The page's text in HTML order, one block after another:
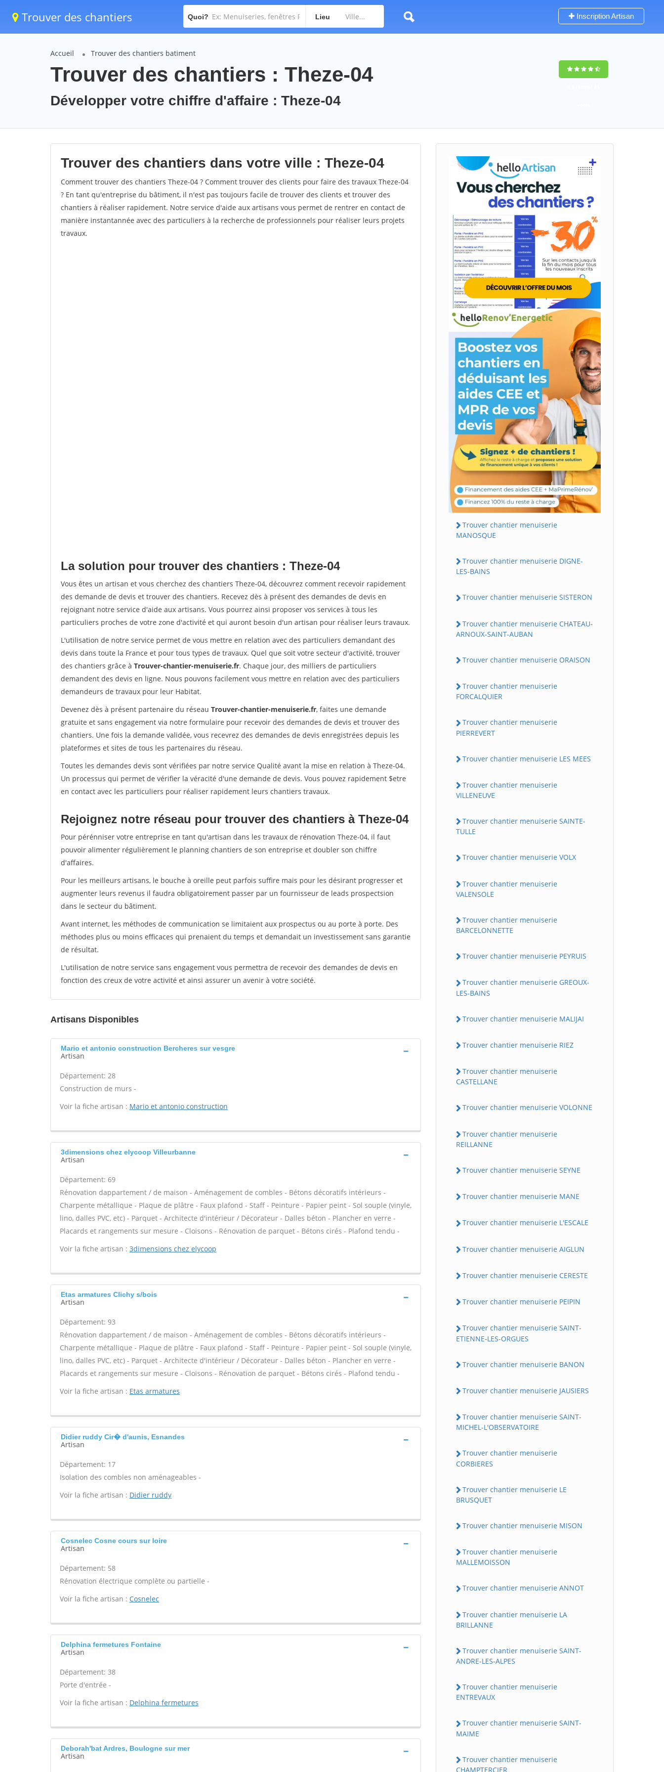
Trouver des chantiers Quoi? Lieu Inscription Artisan
Accueil Trouver des chantiers batiment
Trouver des chantiers : Theze-04
Développer votre chiffre d'affaire : Theze-04
Trouver des chantiers dans votre ville : Theze-04
Comment trouver des chantiers Theze-04 ? Comment trouver des clients pour faire des travaux Theze-04
? En tant qu'entreprise du bâtiment, il n'est pas toujours facile de trouver des clients et trouver des
chantiers à réaliser rapidement. Notre service d'aide aux artisans vous permet de rentrer en contact de
manière instantannée avec des particuliers à la recherche de professionnels pour réaliser leurs projets
travaux.
La solution pour trouver des chantiers : Theze-04
Vous êtes un artisan et vous cherchez des chantiers Theze-04, découvrez comment recevoir rapidement
des demande de devis et trouver des chantiers. Recevez dès à présent des demandes de devis en
rejoignant notre service d'aide aux artisans. Vous pourrez ainsi proposer vos services à tous les
particuliers proches de votre zone d'activité et qui auront besoin d'un artisan pour réaliser leurs travaux.
L'utilisation de notre service permet de vous mettre en relation avec des particuliers demandant des
devis dans toute la France et pour tous types de travaux. Quel que soit votre secteur d'activité, trouver
des chantiers grâce à Trouver-chantier-menuiserie.fr. Chaque jour, des milliers de particuliers
demandent des devis en ligne. Nous pouvons facilement vous mettre en relation avec des particuliers
demandeurs de travaux pour leur Habitat.
Devenez dès à présent partenaire du réseau Trouver-chantier-menuiserie.fr, faites une demande
gratuite et sans engagement via notre formulaire pour recevoir des demandes de devis et trouver des
chantiers. Une fois la demande validée, vous recevrez des demandes de devis enregistrées depuis les
plateformes et sites de tous les partenaires du réseau.
Toutes les demandes devis sont vérifiées par notre service Qualité avant la mise en relation à Theze-04.
Un processus qui permet de vérifier la véracité d'une demande de devis. Vous pouvez rapidement $etre
en contact avec les particuliers pour réaliser rapidement leurs chantiers travaux.
Rejoignez notre réseau pour trouver des chantiers à Theze-04
Pour pérénniser votre entreprise en tant qu'artisan dans les travaux de rénovation Theze-04, il faut
pouvoir alimenter régulièrement le planning chantiers de son entreprise et doubler son chiffre
d'affaires.
Pour les meilleurs artisans, le bouche à oreille peut parfois suffire mais pour les désirant progresser et
augmenter leurs revenus il faudra obligatoirement passer par un fournisseur de leads prospectsion
dans le secteur du bâtiment.
Avant internet, les méthodes de communication se limitaient aux prospectus ou au porte à porte. Des
méthodes plus ou moins efficaces qui prenaient du temps et demandait un investissement sans garantie
de résultat.
L'utilisation de notre service sans engagement vous permettra de recevoir des demandes de devis en
fonction des creux de votre activité et ainsi assurer un avenir à votre société.
Artisans Disponibles
Mario et antonio construction Bercheres sur vesgre
Artisan
Département: 28
Construction de murs -
Voir la fiche artisan : Mario et antonio construction
3dimensions chez elycoop Villeurbanne
Artisan
Département: 69
Rénovation dappartement / de maison - Aménagement de combles - Bétons décoratifs intérieurs -
Charpente métallique - Plaque de plâtre - Faux plafond - Staff - Peinture - Papier peint - Sol souple (vinyle,
lino, dalles PVC, etc) - Parquet - Architecte d'intérieur / Décorateur - Dalles béton - Plancher en verre -
Placards et rangements sur mesure - Cloisons - Rénovation de parquet - Bétons cirés - Plafond tendu -
Voir la fiche artisan : 3dimensions chez elycoop
Etas armatures Clichy s/bois
Artisan
Département: 93
Rénovation dappartement / de maison - Aménagement de combles - Bétons décoratifs intérieurs -
Charpente métallique - Plaque de plâtre - Faux plafond - Staff - Peinture - Papier peint - Sol souple (vinyle,
lino, dalles PVC, etc) - Parquet - Architecte d'intérieur / Décorateur - Dalles béton - Plancher en verre -
Placards et rangements sur mesure - Cloisons - Rénovation de parquet - Bétons cirés - Plafond tendu -
Voir la fiche artisan : Etas armatures
Didier ruddy Cir� d'aunis, Esnandes
Artisan
Département: 17
Isolation des combles non aménageables -
Voir la fiche artisan : Didier ruddy
Cosnelec Cosne cours sur loire
Artisan
Département: 58
Rénovation électrique complète ou partielle -
Voir la fiche artisan : Cosnelec
Delphina fermetures Fontaine
Artisan
Département: 38
Porte d'entrée -
Voir la fiche artisan : Delphina fermetures
Deborah'bat Ardres, Boulogne sur mer
Artisan
Trouver chantier menuiserie
MANOSQUE
Trouver chantier menuiserie DIGNE-
LES-BAINS
Trouver chantier menuiserie SISTERON
Trouver chantier menuiserie CHATEAU-
ARNOUX-SAINT-AUBAN
Trouver chantier menuiserie ORAISON
Trouver chantier menuiserie
FORCALQUIER
Trouver chantier menuiserie
PIERREVERT
Trouver chantier menuiserie LES MEES
Trouver chantier menuiserie
VILLENEUVE
Trouver chantier menuiserie SAINTE-
TULLE
Trouver chantier menuiserie VOLX
Trouver chantier menuiserie
VALENSOLE
Trouver chantier menuiserie
BARCELONNETTE
Trouver chantier menuiserie PEYRUIS
Trouver chantier menuiserie GREOUX-
LES-BAINS
Trouver chantier menuiserie MALIJAI
Trouver chantier menuiserie RIEZ
Trouver chantier menuiserie
CASTELLANE
Trouver chantier menuiserie VOLONNE
Trouver chantier menuiserie
REILLANNE
Trouver chantier menuiserie SEYNE
Trouver chantier menuiserie MANE
Trouver chantier menuiserie L'ESCALE
Trouver chantier menuiserie AIGLUN
Trouver chantier menuiserie CERESTE
Trouver chantier menuiserie PEIPIN
Trouver chantier menuiserie SAINT-
ETIENNE-LES-ORGUES
Trouver chantier menuiserie BANON
Trouver chantier menuiserie JAUSIERS
Trouver chantier menuiserie SAINT-
MICHEL-L'OBSERVATOIRE
Trouver chantier menuiserie
CORBIERES
Trouver chantier menuiserie LE
BRUSQUET
Trouver chantier menuiserie MISON
Trouver chantier menuiserie
MALLEMOISSON
Trouver chantier menuiserie ANNOT
Trouver chantier menuiserie LA
BRILLANNE
Trouver chantier menuiserie SAINT-
ANDRE-LES-ALPES
Trouver chantier menuiserie
ENTREVAUX
Trouver chantier menuiserie SAINT-
MAIME
Trouver chantier menuiserie
CHAMPTERCIER